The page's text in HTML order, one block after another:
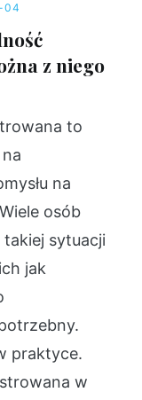
04
z niego
to
na
osób
sytuacji
jak
praktyce.
w